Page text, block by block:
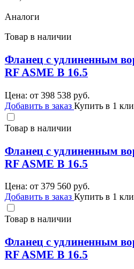
Аналоги
Товар в наличии
Фланец с удлиненным
RF ASME B 16.5
Цена: от 398 538 руб.
Добавить в заказ Купить в 1
Товар в наличии
Фланец с удлиненным
RF ASME B 16.5
Цена: от 379 560 руб.
Добавить в заказ Купить в 1
Товар в наличии
Фланец с удлиненным
RF ASME B 16.5